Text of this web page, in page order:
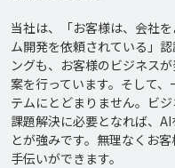
当社は、「お客様は、会社
ム開発を依頼されている」
ングも、お客様のビジネス
案を行っています。そして
テムにとどまりません。ビ
課題解決に必要となれば、
とが強みです。無理なくお
手伝いができます。